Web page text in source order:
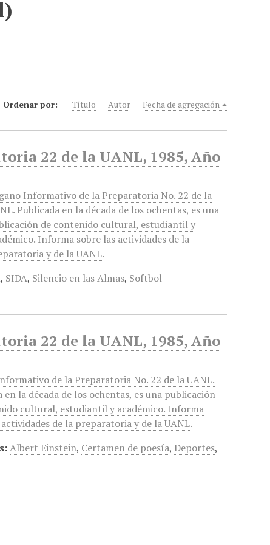
Ordenar por: Título Autor Fecha de agregación
22 de la UANL, 1985, Año
Informativo de la Preparatoria No. 22 de la
Publicada en la década de los ochentas, es una
de contenido cultural, estudiantil y
Informa sobre las actividades de la
y de la UANL.
, SIDA, Silencio en las Almas, Softbol
22 de la UANL, 1985, Año
de la Preparatoria No. 22 de la UANL.
en la década de los ochentas, es una publicación
cultural, estudiantil y académico. Informa
de la preparatoria y de la UANL.
Albert Einstein, Certamen de poesía, Deportes,